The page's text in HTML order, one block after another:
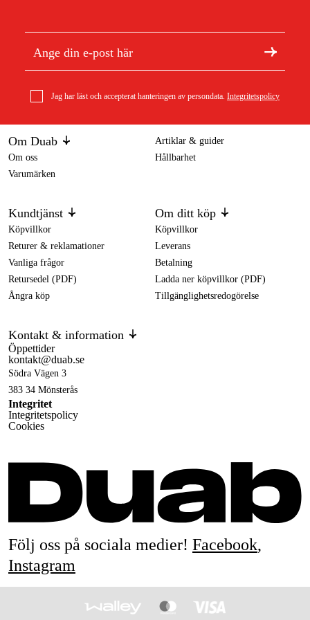
Jag har läst och accepterat hanteringen av persondata. Integritetspolicy
Om Duab
Om oss
Varumärken
Artiklar & guider
Hållbarhet
Kundtjänst
Köpvillkor
Returer & reklamationer
Vanliga frågor
Retursedel (PDF)
Ångra köp
Om ditt köp
Köpvillkor
Leverans
Betalning
Ladda ner köpvillkor (PDF)
Tillgänglighetsredogörelse
Kontakt & information
Öppettider
kontakt@duab.se
Södra Vägen 3
383 34 Mönsterås
Integritet
Integritetspolicy
Cookies
Följ oss på sociala medier! Facebook,
Instagram